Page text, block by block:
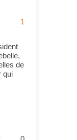
1
de
qui